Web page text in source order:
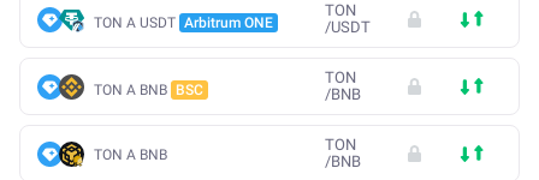
TON A USDT Arbitrum ONE
TON
/USDT
TON A BNB BSC
TON
/BNB
TON A BNB
TON
/BNB